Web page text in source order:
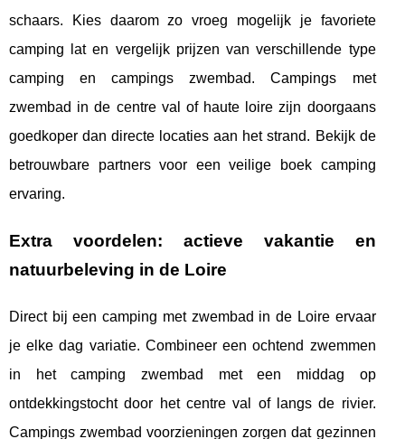
schaars. Kies daarom zo vroeg mogelijk je favoriete
camping lat en vergelijk prijzen van verschillende type
camping en campings zwembad. Campings met
zwembad in de centre val of haute loire zijn doorgaans
goedkoper dan directe locaties aan het strand. Bekijk de
betrouwbare partners voor een veilige boek camping
ervaring.
Extra voordelen: actieve vakantie en
natuurbeleving in de Loire
Direct bij een camping met zwembad in de Loire ervaar
je elke dag variatie. Combineer een ochtend zwemmen
in het camping zwembad met een middag op
ontdekkingstocht door het centre val of langs de rivier.
Campings zwembad voorzieningen zorgen dat gezinnen